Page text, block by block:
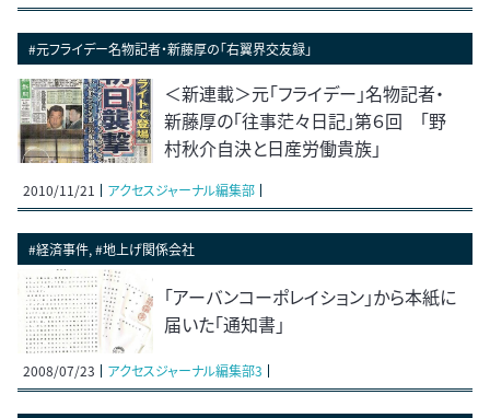
#元フライデー名物記者・新藤厚の「右翼界交友録」
＜新連載＞元「フライデー」名物記者・
新藤厚の「往事茫々日記」第６回 「野
村秋介自決と日産労働貴族」
2010/11/21 アクセスジャーナル編集部
#経済事件, #地上げ関係会社
「アーバンコーポレイション」から本紙に
届いた「通知書」
2008/07/23 アクセスジャーナル編集部3